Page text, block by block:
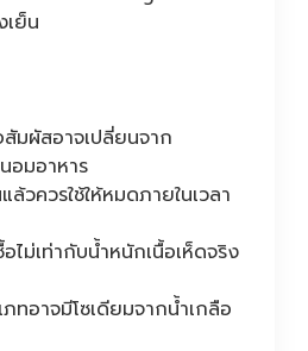
ย็น
สัมผัสอาจเปลี่ยนจาก
อมอาหาร
ล้วควรใช้ให้หมดภายในเวลา
ไม่เท่ากับน้ำหนักเนื้อเห็ดจริง
ภทอาจมีโซเดียมจากน้ำเกลือ